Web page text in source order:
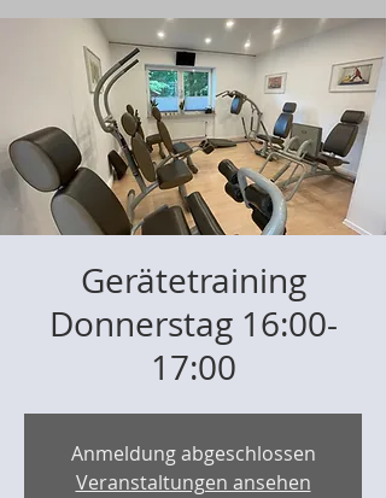
Gerätetraining
Donnerstag 16:00-
17:00
Anmeldung abgeschlossen
Veranstaltungen ansehen